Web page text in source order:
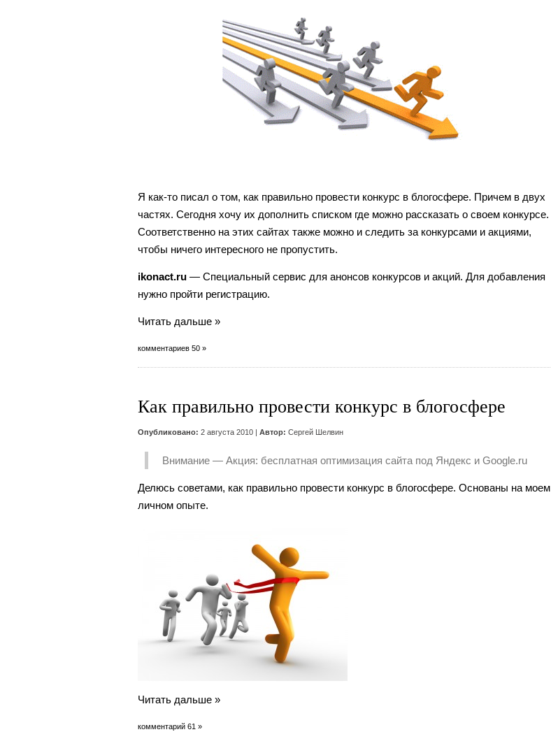
Я как-то писал о том, как правильно провести конкурс в блогосфере. Причем в двух
частях. Сегодня хочу их дополнить списком где можно рассказать о своем конкурсе.
Соответственно на этих сайтах также можно и следить за конкурсами и акциями,
чтобы ничего интересного не пропустить.
ikonact.ru — Специальный сервис для анонсов конкурсов и акций. Для добавления
нужно пройти регистрацию.
Читать дальше »
комментариев 50 »
Как правильно провести конкурс в блогосфере
Опубликовано: 2 августа 2010 | Автор: Сергей Шелвин
Внимание — Акция: бесплатная оптимизация сайта под Яндекс и Google.ru
Делюсь советами, как правильно провести конкурс в блогосфере. Основаны на моем
личном опыте.
Читать дальше »
комментарий 61 »